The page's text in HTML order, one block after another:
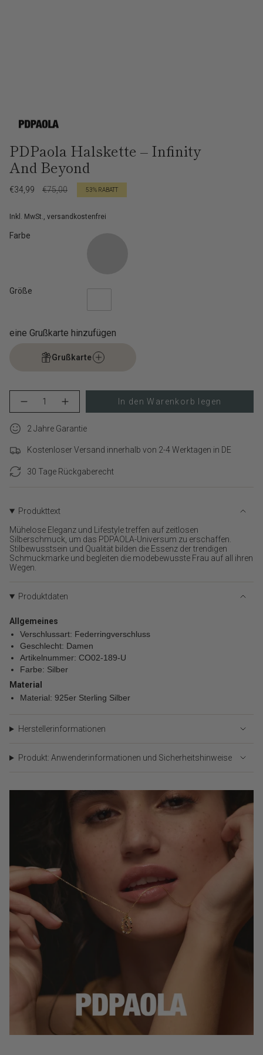
PDPaola Halskette – Infinity
And Beyond
Verkaufspreis
€34,99
Regulärer
€75,00 53% RABATT
Inkl. MwSt., versandkostenfrei
Farbe
Größe
eine Grußkarte hinzufügen
Grußkarte
{"in_cart_html"=>"
cart\">
quantity
</span>
"decrease"=>"Menge
{{
product
}}
verringern",
"multiples_of"=>"Schritte
{{
}}",
"minimum_of"=>"Minimum
von
quantity
"maximum_of"=>"Maximum
von
}}"}
Menge
für
Halskette
Infinity
And
verringern
Schaltfläche
-
Halskette
–
And
Beyond">
In den Warenkorb legen
2 Jahre Garantie
Kostenloser Versand innerhalb von 2-4 Werktagen in DE
30 Tage Rückgaberecht
Produkttext
Mühelose Eleganz und Lifestyle treffen auf zeitlosen
Silberschmuck, um das PDPAOLA-Universum zu erschaffen.
Stilbewusstsein und Qualität bilden die Essenz der trendigen
Schmuckmarke und begleiten die modebewusste Frau auf all ihren
Wegen.
Produktdaten
Allgemeines
Verschlussart: Federringverschluss
Geschlecht: Damen
Artikelnummer: CO02-189-U
Farbe: Silber
Material
Material: 925er Sterling Silber
Herstellerinformationen
Produkt: Anwenderinformationen und Sicherheitshinweise